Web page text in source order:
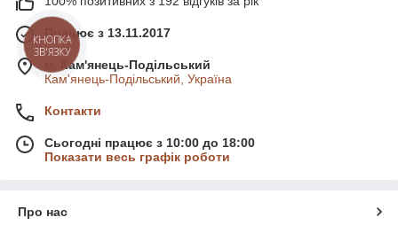
Працює з 13.11.2017
м. Кам'янець-Подільський
Кам'янець-Подільський, Україна
Контакти
Сьогодні працює з 10:00 до 18:00
Показати весь графік роботи
Про нас
КНОПКА
ЗВ'ЯЗКУ